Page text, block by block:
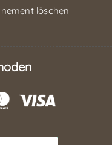
löschen